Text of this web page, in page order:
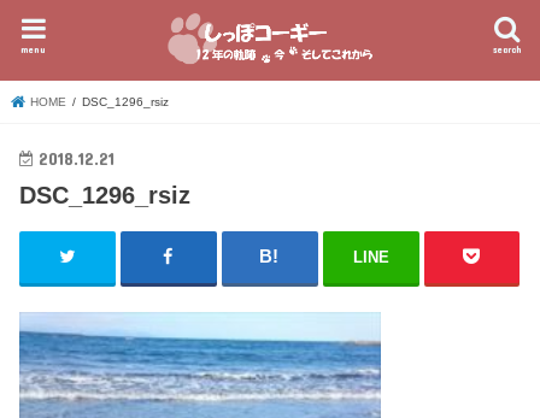
search
menu
HOME DSC_1296_rsiz
2018.12.21
DSC_1296_rsiz
LINE